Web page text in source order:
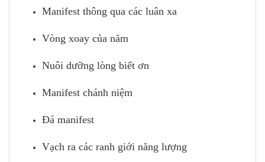
Manifest thông qua các luân xa
Vòng xoay của năm
Nuôi dưỡng lòng biết ơn
Manifest chánh niệm
Đá manifest
Vạch ra các ranh giới năng lượng